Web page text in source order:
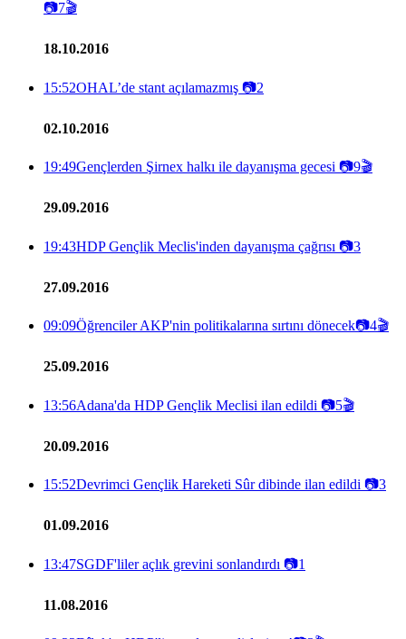
📷7🎬
18.10.2016
15:52OHAL’de stant açılamazmış 📷2
02.10.2016
19:49Gençlerden Şirnex halkı ile dayanışma gecesi 📷9🎬
29.09.2016
19:43HDP Gençlik Meclis'inden dayanışma çağrısı 📷3
27.09.2016
09:09Öğrenciler AKP'nin politikalarına sırtını dönecek📷4🎬
25.09.2016
13:56Adana'da HDP Gençlik Meclisi ilan edildi 📷5🎬
20.09.2016
15:52Devrimci Gençlik Hareketi Sûr dibinde ilan edildi 📷3
01.09.2016
13:47SGDF'liler açlık grevini sonlandırdı 📷1
11.08.2016